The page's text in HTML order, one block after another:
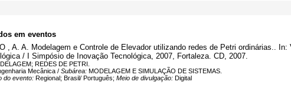
em eventos
, A. A. Modelagem e Controle de Elevador utilizando redes de Petri ordinárias..
/ I Simpósio de Inovação Tecnológica, 2007, Fortaleza. CD, 2007.
REDES DE PETRI.
Mecânica / Subárea: MODELAGEM E SIMULAÇÃO DE SISTEMAS.
do evento: Regional; Brasil/ Português; Meio de divulgação: Digital